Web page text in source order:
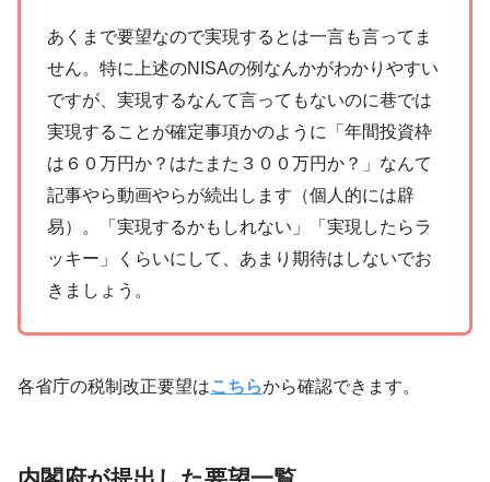
あくまで要望なので実現するとは一言も言ってま
せん。特に上述のNISAの例なんかがわかりやすい
ですが、実現するなんて言ってもないのに巷では
実現することが確定事項かのように「年間投資枠
は６０万円か？はたまた３００万円か？」なんて
記事やら動画やらが続出します（個人的には辟
易）。「実現するかもしれない」「実現したらラ
ッキー」くらいにして、あまり期待はしないでお
きましょう。
各省庁の税制改正要望はこちらから確認できます。